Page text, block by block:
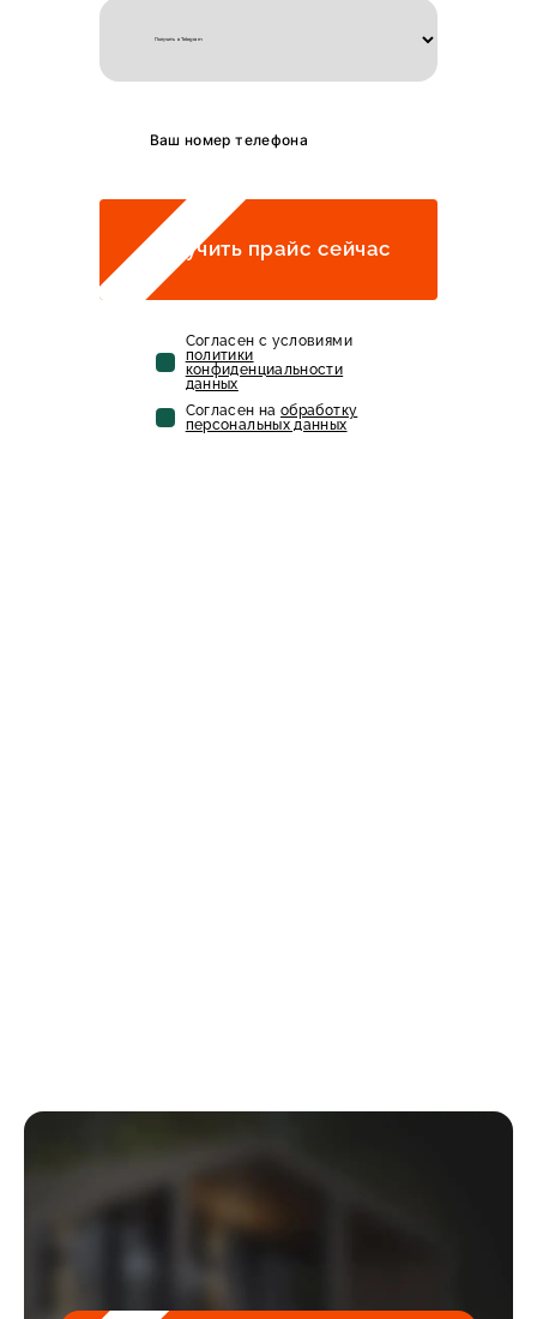
Получить прайс сейчас
Cогласен с условиями
политики
конфиденциальности
данных
Cогласен наобработку
персональных данных